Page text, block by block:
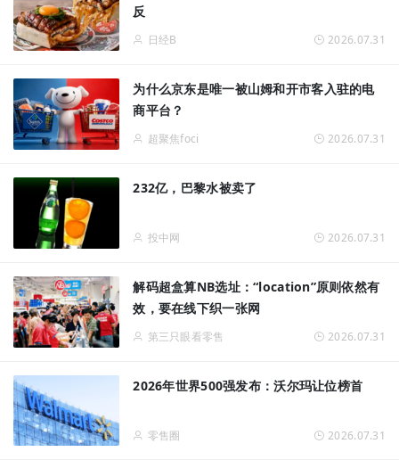
反
日经B 2026.07.31
为什么京东是唯一被山姆和开市客入驻的电
商平台？
超聚焦foci 2026.07.31
232亿，巴黎水被卖了
投中网 2026.07.31
解码超盒算NB选址：“location”原则依然有
效，要在线下织一张网
第三只眼看零售 2026.07.31
2026年世界500强发布：沃尔玛让位榜首
零售圈 2026.07.31